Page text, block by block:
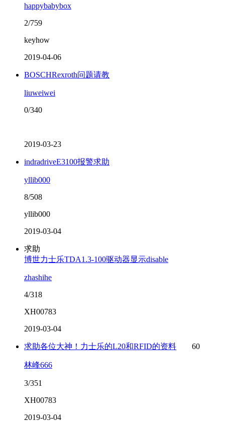
happybabybox
2/759
keyhow
2019-04-06
BOSCHRexroth问题请教
liuweiwei
0/340
2019-03-23
indradriveE3100报警求助
yllib000
8/508
yllib000
2019-03-04
求助
博世力士乐TDA1.3-100驱动器显示disable
zhashihe
4/318
XH00783
2019-03-04
求助各位大神！力士乐的L20和RFID的资料 60
林峰666
3/351
XH00783
2019-03-04